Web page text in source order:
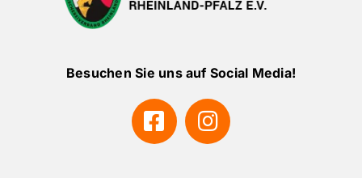
Besuchen Sie uns auf Social Media!